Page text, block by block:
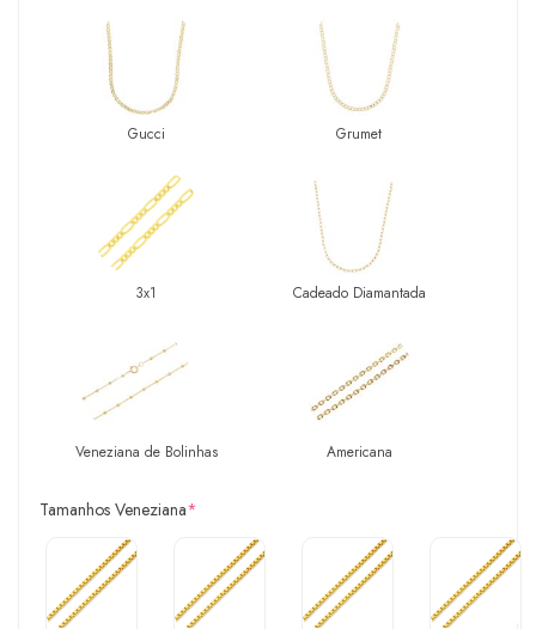
Gucci Grumet
3x1 Cadeado Diamantada
Veneziana de Bolinhas Americana
Tamanhos Veneziana*